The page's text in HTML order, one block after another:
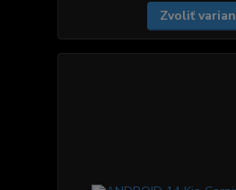
Zvoliť